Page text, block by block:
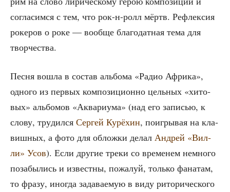
согла­сим­ся с тем, что рок-н-ролл мёртв. Рефлек­сия
роке­ров о роке — вооб­ще бла­го­дат­ная тема для
творчества.
Пес­ня вошла в состав аль­бо­ма «Радио Афри­ка»,
одно­го из пер­вых ком­по­зи­ци­он­но цель­ных «хито­
вых» аль­бо­мов «Аква­ри­ума» (над его запи­сью, к
сло­ву, тру­дил­ся Сер­гей Курё­хин, поиг­ры­вая на кла­
виш­ных, а фото для облож­ки делал Андрей «Вил­
ли» Усов). Если дру­гие тре­ки со вре­ме­нем немно­го
поза­бы­лись и извест­ны, пожа­луй, толь­ко фана­там,
то фра­зу, ино­гда зада­ва­е­мую в виду рито­ри­че­ско­го